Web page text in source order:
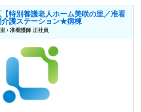
特別養護老人ホーム美咲の里／准看
護ステーション★病棟
/ 准看護師 正社員